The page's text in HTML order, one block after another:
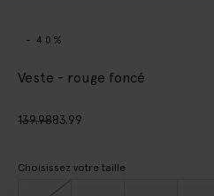
- 40%
Veste - rouge foncé
139.9883.99
Choisissez votre taille